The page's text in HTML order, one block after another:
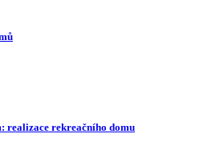
realizace rekreačního domu